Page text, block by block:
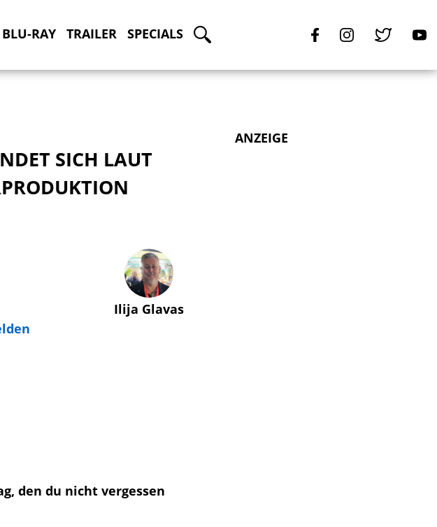
RAY TRAILER SPECIALS
SICH LAUT
Ilija Glavas
den du nicht vergessen
ANZEIGE